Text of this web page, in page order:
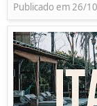
Publicado em 26/